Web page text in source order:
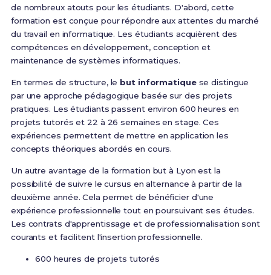
de nombreux atouts pour les étudiants. D'abord, cette
formation est conçue pour répondre aux attentes du marché
du travail en informatique. Les étudiants acquièrent des
compétences en développement, conception et
maintenance de systèmes informatiques.
En termes de structure, le but informatiquese distingue
par une approche pédagogique basée sur des projets
pratiques. Les étudiants passent environ 600 heures en
projets tutorés et 22 à 26 semaines en stage. Ces
expériences permettent de mettre en application les
concepts théoriques abordés en cours.
Un autre avantage de la formation but à Lyon est la
possibilité de suivre le cursus en alternance à partir de la
deuxième année. Cela permet de bénéficier d'une
expérience professionnelle tout en poursuivant ses études.
Les contrats d'apprentissage et de professionnalisation sont
courants et facilitent l'insertion professionnelle.
600 heures de projets tutorés